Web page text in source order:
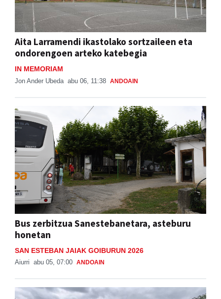
Aita Larramendi ikastolako sortzaileen eta
ondorengoen arteko katebegia
IN MEMORIAM
Jon Ander Ubeda abu 06, 11:38 ANDOAIN
Bus zerbitzua Sanestebanetara, asteburu
honetan
SAN ESTEBAN JAIAK GOIBURUN 2026
Aiurri abu 05, 07:00 ANDOAIN